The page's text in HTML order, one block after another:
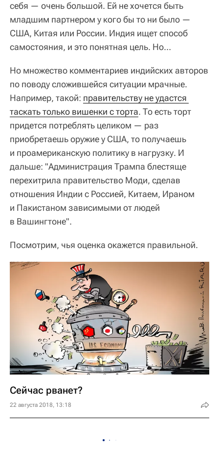
себя — очень большой. Ей не хочется быть
младшим партнером у кого бы то ни было —
США, Китая или России. Индия ищет способ
самостояния, и это понятная цель. Но…
Но множество комментариев индийских авторов
по поводу сложившейся ситуации мрачные.
Например, такой: правительству не удастся
таскать только вишенки с торта. То есть торт
придется потреблять целиком — раз
приобретаешь оружие у США, то получаешь
и проамериканскую политику в нагрузку. И
дальше: "Администрация Трампа блестяще
перехитрила правительство Моди, сделав
отношения Индии с Россией, Китаем, Ираном
и Пакистаном зависимыми от людей
в Вашингтоне".
Посмотрим, чья оценка окажется правильной.
Сейчас рванет?
22 августа 2018, 13:18